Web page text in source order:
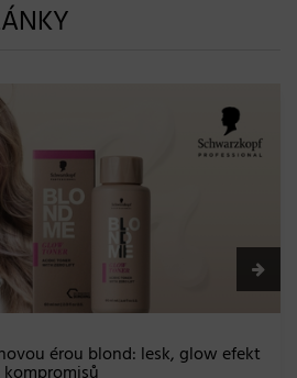
érou blond: lesk, glow efekt